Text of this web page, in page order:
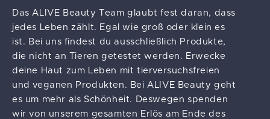
Das ALIVE Beauty Team glaubt fest daran, dass
jedes Leben zählt. Egal wie groß oder klein es
ist. Bei uns findest du ausschließlich Produkte,
die nicht an Tieren getestet werden. Erwecke
deine Haut zum Leben mit tierversuchsfreien
und veganen Produkten. Bei ALIVE Beauty geht
es um mehr als Schönheit. Deswegen spenden
wir von unserem gesamten Erlös am Ende des